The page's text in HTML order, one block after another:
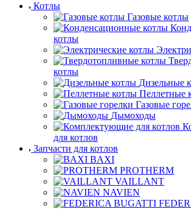
Котлы
Газовые котлы
котлы
котлы
Дизельные
Пеллетные
Газовые
Дымоходы
для котлов
Запчасти для котлов
BAXI
PROTHERM
VAILLANT
NAVIEN